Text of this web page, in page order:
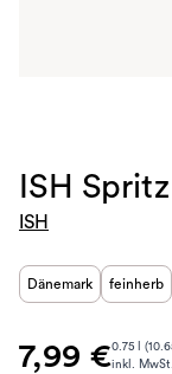
ISH
ISH
Dänemark feinherb
7,99 €0.75 l
inkl.